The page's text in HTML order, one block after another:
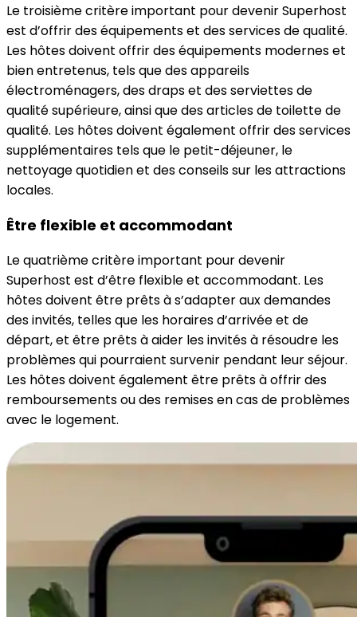
Le troisième critère important pour devenir Superhost
est d’offrir des équipements et des services de qualité.
Les hôtes doivent offrir des équipements modernes et
bien entretenus, tels que des appareils
électroménagers, des draps et des serviettes de
qualité supérieure, ainsi que des articles de toilette de
qualité. Les hôtes doivent également offrir des services
supplémentaires tels que le petit-déjeuner, le
nettoyage quotidien et des conseils sur les attractions
locales.
Être flexible et accommodant
Le quatrième critère important pour devenir
Superhost est d’être flexible et accommodant. Les
hôtes doivent être prêts à s’adapter aux demandes
des invités, telles que les horaires d’arrivée et de
départ, et être prêts à aider les invités à résoudre les
problèmes qui pourraient survenir pendant leur séjour.
Les hôtes doivent également être prêts à offrir des
remboursements ou des remises en cas de problèmes
avec le logement.